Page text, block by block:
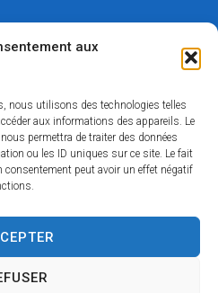
aux
nous utilisons des technologies telles
aux informations des appareils. Le
permettra de traiter des données
ou les ID uniques sur ce site. Le fait
consentement peut avoir un effet négatif
Gardais
Gardais
de données personnelles